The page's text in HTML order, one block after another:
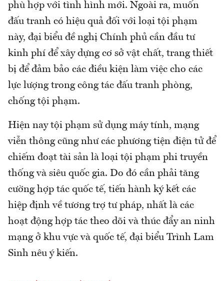
phù hợp với tình hình mới. Ngoài ra, muốn
đấu tranh có hiệu quả đối với loại tội phạm
này, đại biểu đề nghị Chính phủ cần đầu tư
kinh phí để xây dựng cơ sở vật chất, trang thiết
bị để đảm bảo các điều kiện làm việc cho các
lực lượng trong công tác đấu tranh phòng,
chống tội phạm.
Hiện nay tội phạm sử dụng máy tính, mạng
viễn thông cũng như các phương tiện điện tử để
chiếm đoạt tài sản là loại tội phạm phi truyền
thống và siêu quốc gia. Do đó cần phải tăng
cường hợp tác quốc tế, tiến hành ký kết các
hiệp định về tương trợ tư pháp, nhất là các
hoạt động hợp tác theo dõi và thúc đẩy an ninh
mạng ở khu vực và quốc tế, đại biểu Trình Lam
Sinh nêu ý kiến.